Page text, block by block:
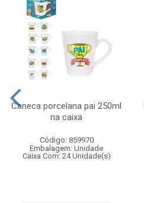
Caneca porcelana pai 250ml
na caixa
Código: 859970
Embalagem: Unidade
Caixa Com: 24 Unidade(s)